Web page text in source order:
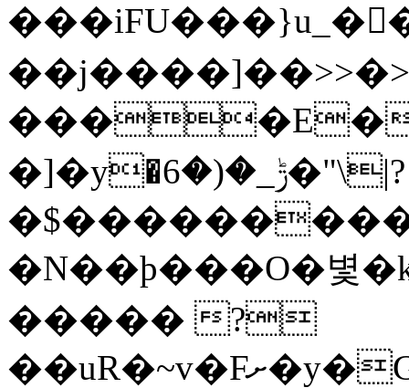
���iFU���}u_�
����E�
�]�y�ݱ_�(�6�"\|?
�N��ϸ���O�볓
����� ?
��uR�~v�Fށ�y�G�����au�����